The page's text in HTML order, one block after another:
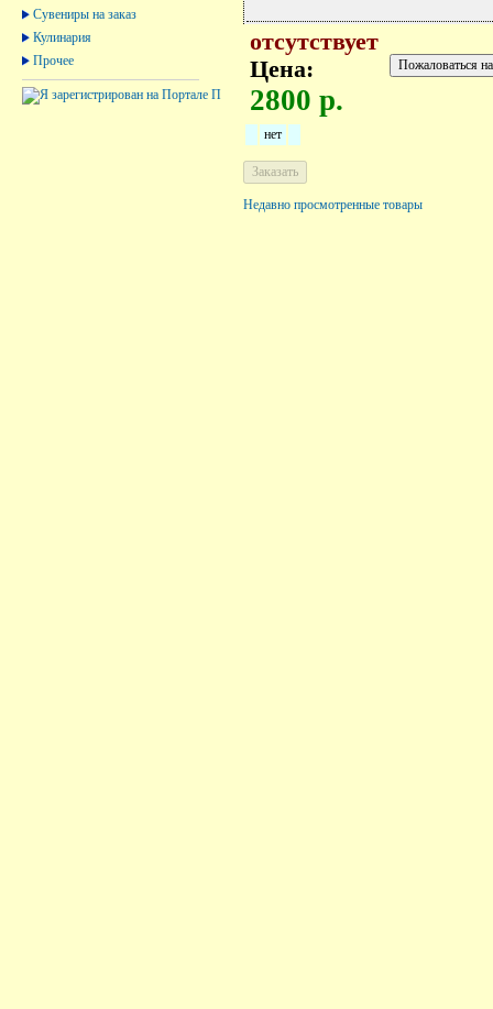
Сувениры на заказ
Кулинария
Прочее
отсутствует
Цена:
2800 р.
нет
Недавно просмотренные товары